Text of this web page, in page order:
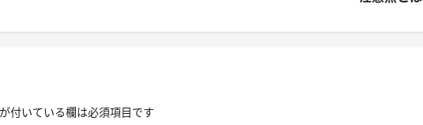
が付いている欄は必須項目です